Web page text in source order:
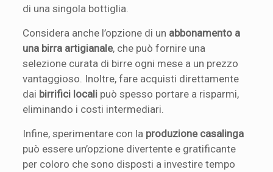
di una singola bottiglia.
Considera anche l’opzione di un abbonamento a
una birra artigianale, che può fornire una
selezione curata di birre ogni mese a un prezzo
vantaggioso. Inoltre, fare acquisti direttamente
dai birrifici locali può spesso portare a risparmi,
eliminando i costi intermediari.
Infine, sperimentare con la produzione casalinga
può essere un’opzione divertente e gratificante
per coloro che sono disposti a investire tempo